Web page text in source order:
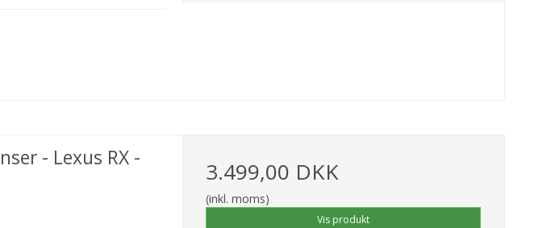
- Lexus RX -
3.499,00 DKK
(inkl. moms)
Vis produkt